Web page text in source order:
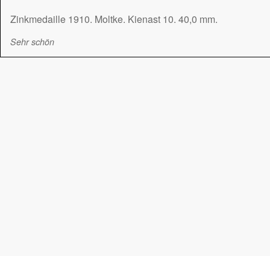
Zinkmedaille 1910. Moltke. Kienast 10. 40,0 mm.
Sehr schön